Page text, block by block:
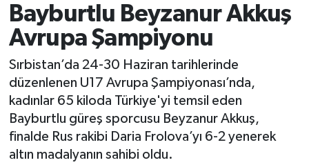
Bayburtlu Beyzanur Akkuş
Avrupa Şampiyonu
Sırbistan’da 24-30 Haziran tarihlerinde
düzenlenen U17 Avrupa Şampiyonası’nda,
kadınlar 65 kiloda Türkiye'yi temsil eden
Bayburtlu güreş sporcusu Beyzanur Akkuş,
finalde Rus rakibi Daria Frolova’yı 6-2 yenerek
altın madalyanın sahibi oldu.
Süper Lig Puan Durumu ve Fikstür
Tüm Manşetler
Son Dakika Haberleri
Haber Arşivi